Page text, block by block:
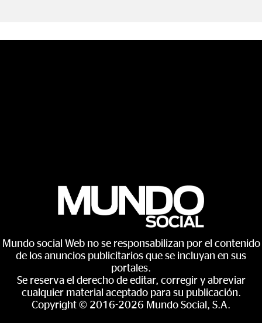
Mundo social Web no se responsabilizan por el contenido
de los anuncios publicitarios que se incluyan en sus
portales.
Se reserva el derecho de editar, corregir y abreviar
cualquier material aceptado para su publicación.
Copyright © 2016-2026 Mundo Social, S.A.